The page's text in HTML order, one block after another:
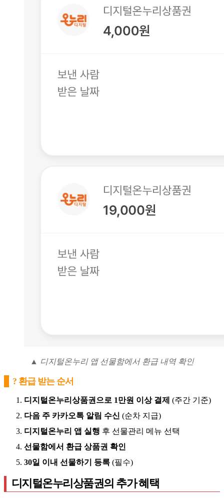
▲ 디지털온누리 앱 선물함에서 환급 내역 확인
? 환급 받는 순서
디지털온누리상품권으로 1만원 이상 결제 (주간 기준)
다음 주 카카오톡 알림 수신 (순차 지급)
디지털온누리 앱 실행 후 선물관리 메뉴 선택
선물함에서 환급 상품권 확인
30일 이내 선물하기 등록 (필수)
디지털온누리상품권의 추가 혜택